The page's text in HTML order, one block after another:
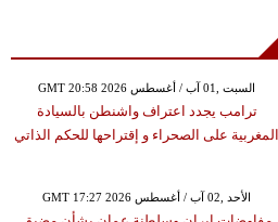
GMT 20:58 2026 السبت ,01 آب / أغسطس
ترامب يجدد اعتراف واشنطن بالسيادة
المغربية على الصحراء و إقتراحها للحكم الذاتي
GMT 17:27 2026 الأحد ,02 آب / أغسطس